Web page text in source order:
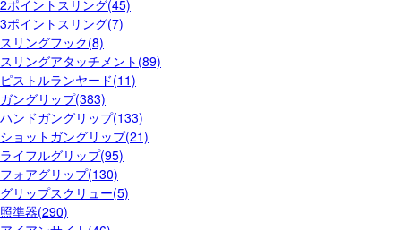
2ポイントスリング(45)
3ポイントスリング(7)
スリングフック(8)
スリングアタッチメント(89)
ピストルランヤード(11)
ガングリップ(383)
ハンドガングリップ(133)
ショットガングリップ(21)
ライフルグリップ(95)
フォアグリップ(130)
グリップスクリュー(5)
照準器(290)